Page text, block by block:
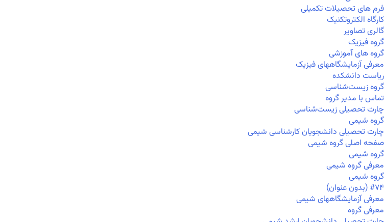
فرم های تحصیلات تکمیلی
کارگاه الکتروتکنیک
گالری تصاویر
گروه فیزیک
گروه های آموزشی
معرفی آزمایشگاههای فیزیک
ریاست دانشکده
گروه زیست‌شناسی
تماس با مدیر گروه
چارت تحصیلی زیست‌شناسی
گروه شیمی
چارت تحصیلی دانشجویان کارشناسی شیمی
صفحه اصلی گروه شیمی
گروه شیمی
معرفی گروه شیمی
گروه شیمی
#۷۴ (بدون عنوان)
معرفی آزمایشگاههای شیمی
معرفی گروه